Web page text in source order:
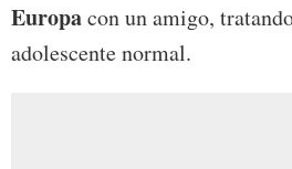
Europacon un amigo,
adolescente normal.